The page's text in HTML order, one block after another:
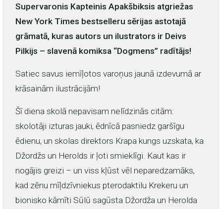
Supervaronis Kapteinis Apakšbiksis atgriežas
New York Times bestselleru sērijas astotajā
grāmatā, kuras autors un ilustrators ir Deivs
Pilkijs – slavenā komiksa “Dogmens” radītājs!
Satiec savus iemīļotos varoņus jaunā izdevumā ar
krāsainām ilustrācijām!
Šī diena skolā nepavisam nelīdzinās citām:
skolotāji izturas jauki, ēdnīcā pasniedz garšīgu
ēdienu, un skolas direktors Krapa kungs uzskata, ka
Džordžs un Herolds ir ļoti smieklīgi. Kaut kas ir
nogājis greizi – un viss kļūst vēl neparedzamāks,
kad zēnu mīļdzīvniekus pterodaktilu Krekeru un
bionisko kāmīti Sūlū sagūsta Džordža un Herolda